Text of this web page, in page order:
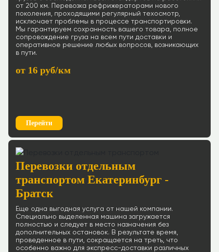
от 200 км. Перевозка рефрижераторами нового
поколения, проходящими регулярный техосмотр,
исключает проблемы в процессе транспортировки.
Мы гарантируем сохранность вашего товара, полное
сопровождение груза на всем пути доставки и
оперативное решение любых вопросов, возникающих
в пути.
от 16 руб/км
Перейти
Перевозки отдельным
транспортом Екатеринбург -
Братск
Еще одна выгодная услуга от нашей компании.
Специально выделенная машина загружается
полностью и следует в место назначения без
дополнительных остановок. В результате время,
проведенное в пути, сокращается на треть, что
особенно важно для экспресс-доставки различных